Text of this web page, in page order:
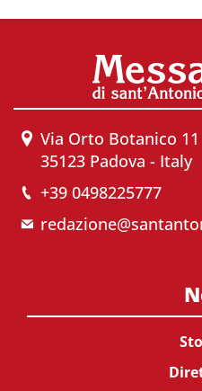
Via Orto Botanico 11
35123 Padova - Italy
+39 0498225777